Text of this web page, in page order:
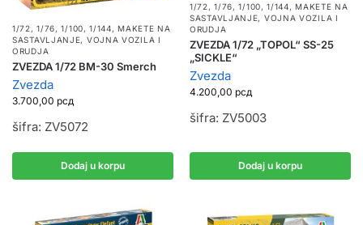
1/72, 1/76, 1/100, 1/144,MAKETE NA
SASTAVLJANJE, VOJNA VOZILA I
ORUDJA
ZVEZDA 1/72 BM-30 Smerch
Zvezda
3.700,00 рсд
šifra: ZV5072
Dodaj u korpu
1/72, 1/76, 1/100, 1/144,MAKETE NA
SASTAVLJANJE, VOJNA VOZILA I
ORUDJA
ZVEZDA 1/72 „TOPOL“ SS-25
„SICKLE“
Zvezda
4.200,00 рсд
šifra: ZV5003
Dodaj u korpu